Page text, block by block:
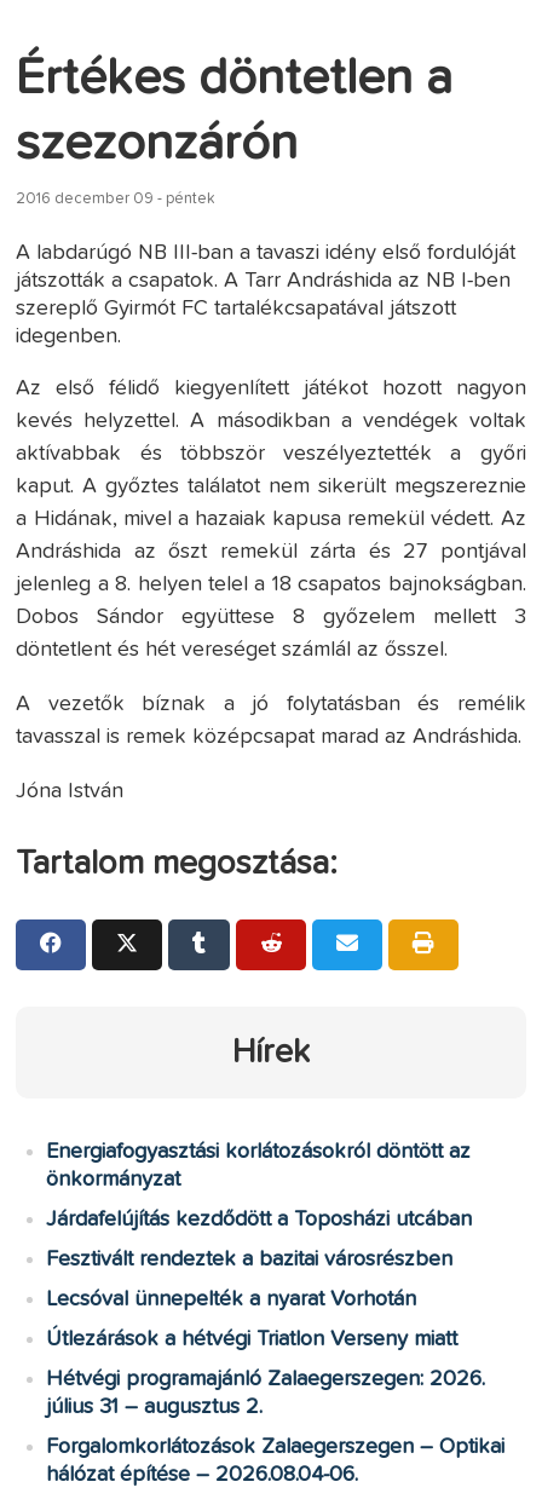
Értékes döntetlen a
szezonzárón
2016 december 09 - péntek
A labdarúgó NB III-ban a tavaszi idény első fordulóját
játszották a csapatok. A Tarr Andráshida az NB I-ben
szereplő Gyirmót FC tartalékcsapatával játszott
idegenben.
Az első félidő kiegyenlített játékot hozott nagyon
kevés helyzettel. A másodikban a vendégek voltak
aktívabbak és többször veszélyeztették a győri
kaput. A győztes találatot nem sikerült megszereznie
a Hidának, mivel a hazaiak kapusa remekül védett. Az
Andráshida az őszt remekül zárta és 27 pontjával
jelenleg a 8. helyen telel a 18 csapatos bajnokságban.
Dobos Sándor együttese 8 győzelem mellett 3
döntetlent és hét vereséget számlál az ősszel.
A vezetők bíznak a jó folytatásban és remélik
tavasszal is remek középcsapat marad az Andráshida.
Jóna István
Tartalom megosztása:
Hírek
Energiafogyasztási korlátozásokról döntött az
önkormányzat
Járdafelújítás kezdődött a Toposházi utcában
Fesztivált rendeztek a bazitai városrészben
Lecsóval ünnepelték a nyarat Vorhotán
Útlezárások a hétvégi Triatlon Verseny miatt
Hétvégi programajánló Zalaegerszegen: 2026.
július 31 – augusztus 2.
Forgalomkorlátozások Zalaegerszegen – Optikai
hálózat építése – 2026.08.04-06.